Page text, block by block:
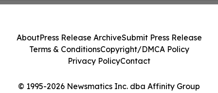
© 1995-2026 Newsmatics Inc. dba Affinity Group
AboutPress Release ArchiveSubmit Press Release
Terms & ConditionsCopyright/DMCA Policy
Privacy PolicyContact